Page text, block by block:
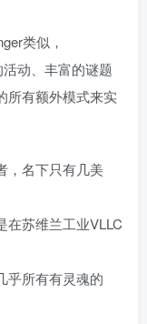
类似，
动、丰富的谜题
所有额外模式来实
，名下只有几美
在苏维兰工业VLLC
乎所有有灵魂的